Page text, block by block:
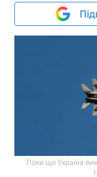
Поки що Україна